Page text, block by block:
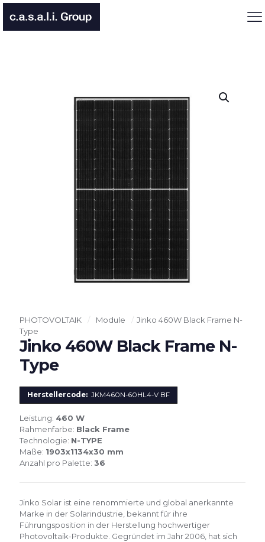
PHOTOVOLTAIK / Module / Jinko 460W Black Frame N-
Type
Jinko 460W Black Frame N-
Type
Herstellercode: JKM460N-60HL4-V BF
Leistung: 460 W
Rahmenfarbe: Black Frame
Technologie: N-TYPE
Maße: 1903x1134x30 mm
Anzahl pro Palette: 36
Jinko Solar ist eine renommierte und global anerkannte
Marke in der Solarindustrie, bekannt für ihre
Führungsposition in der Herstellung hochwertiger
Photovoltaik-Produkte. Gegründet im Jahr 2006, hat sich